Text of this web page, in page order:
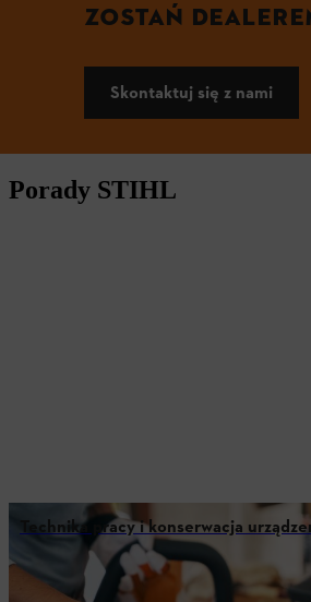
ZOSTAŃ
Skontaktuj się z nami
Porady STIHL
Technika pracy i konserwacja